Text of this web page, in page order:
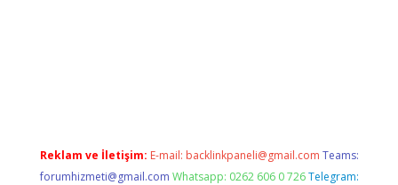
Reklam ve İletişim: E-mail: backlinkpaneli@gmail.com Teams:
forumhizmeti@gmail.com Whatsapp: 0262 606 0 726 Telegram: